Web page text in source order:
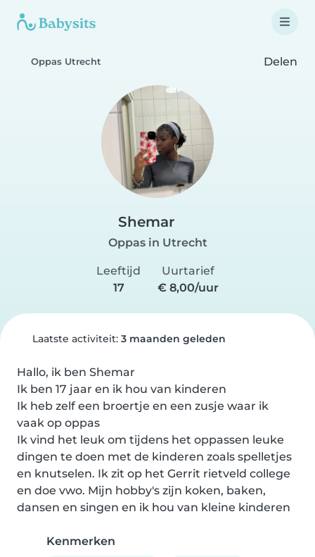
Oppas Utrecht Delen
Shemar
Oppas in Utrecht
Leeftijd
17
Uurtarief
€ 8,00/uur
Laatste activiteit: 3 maanden geleden
Hallo, ik ben Shemar
Ik ben 17 jaar en ik hou van kinderen
Ik heb zelf een broertje en een zusje waar ik
vaak op oppas
Ik vind het leuk om tijdens het oppassen leuke
dingen te doen met de kinderen zoals spelletjes
en knutselen. Ik zit op het Gerrit rietveld college
en doe vwo. Mijn hobby's zijn koken, baken,
dansen en singen en ik hou van kleine kinderen
Kenmerken